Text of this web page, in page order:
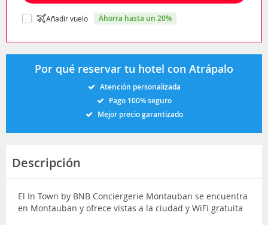
Añadir vuelo ahorra hasta un 20%
Por qué reservar tu hotel con Atrápalo
Atención personalizada
Pago 100% seguro
Mejor precio garantizado
Descripción
El In Town by BNB Conciergerie Montauban se encuentra
en Montauban y ofrece vistas a la ciudad y WiFi gratuita